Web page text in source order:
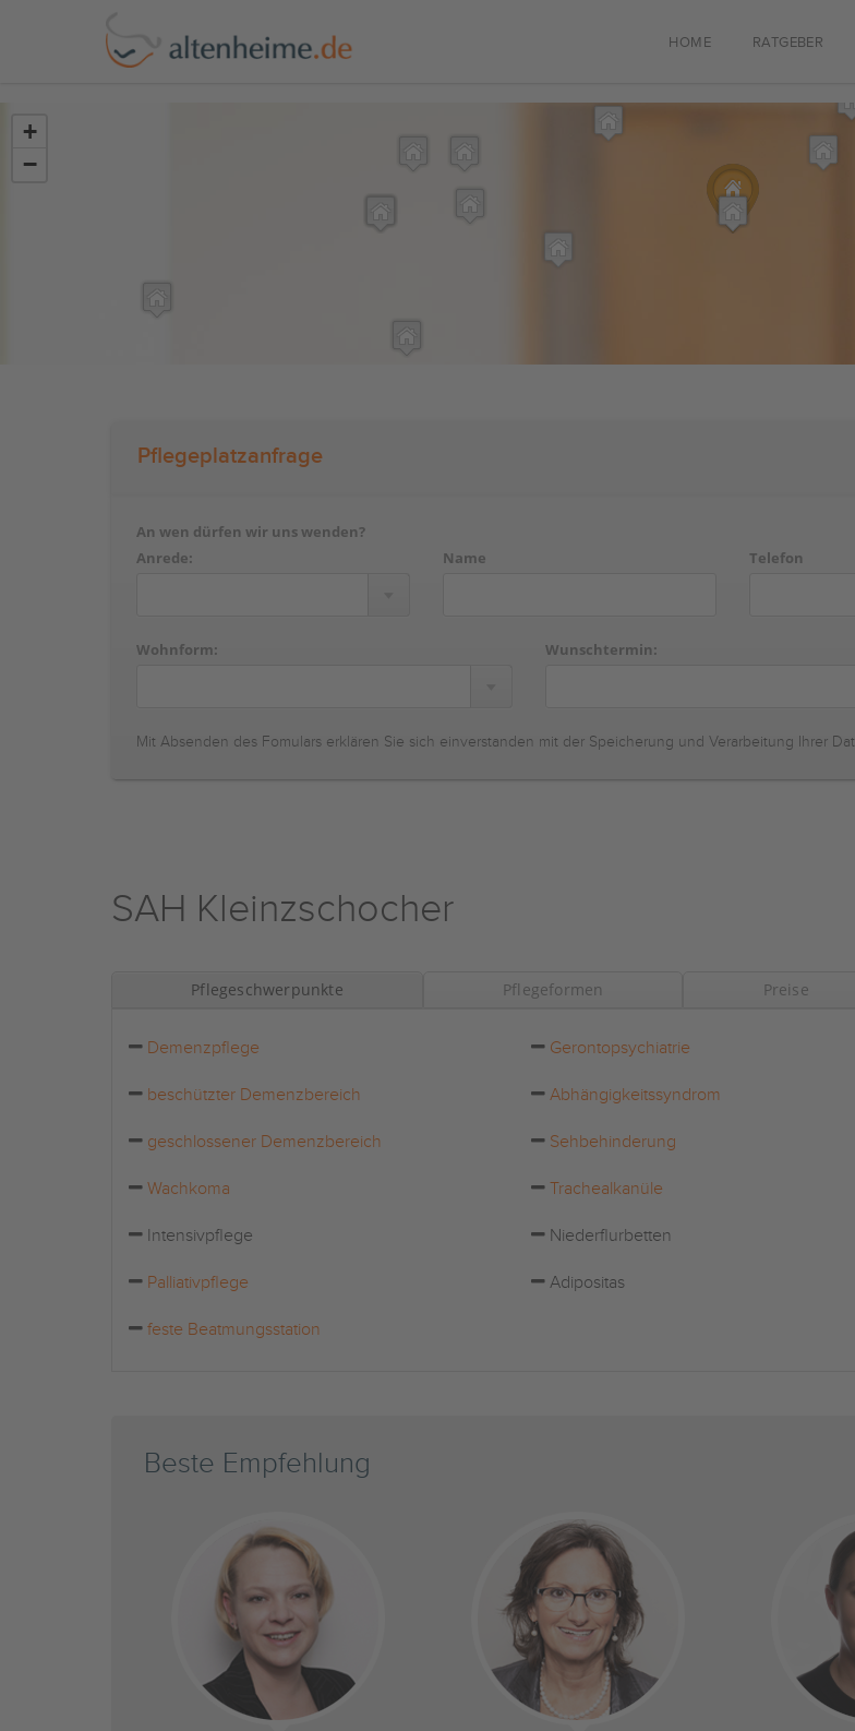
HOME RATGEBER
+
−
Pflegeplatzanfrage
An wen dürfen wir uns wenden?
Anrede:
Name Telefon
Wohnform: Wunschtermin:
Mit Absenden des Fomulars erklären Sie sich einverstanden mit der Speicherung und Verarbeitung Ihrer
SAH Kleinzschocher
Pflegeschwerpunkte Pflegeformen Preise
Demenzpflege Gerontopsychiatrie
beschützter Demenzbereich Abhängigkeitssyndrom
geschlossener Demenzbereich Sehbehinderung
Wachkoma Trachealkanüle
Intensivpflege Niederflurbetten
Palliativpflege Adipositas
feste Beatmungsstation
Beste Empfehlung